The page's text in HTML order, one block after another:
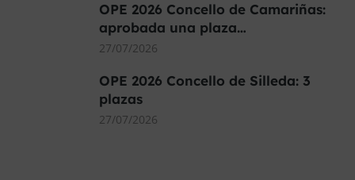
OPE 2026 Concello de Camariñas:
aprobada una plaza…
27/07/2026
OPE 2026 Concello de Silleda: 3
plazas
27/07/2026